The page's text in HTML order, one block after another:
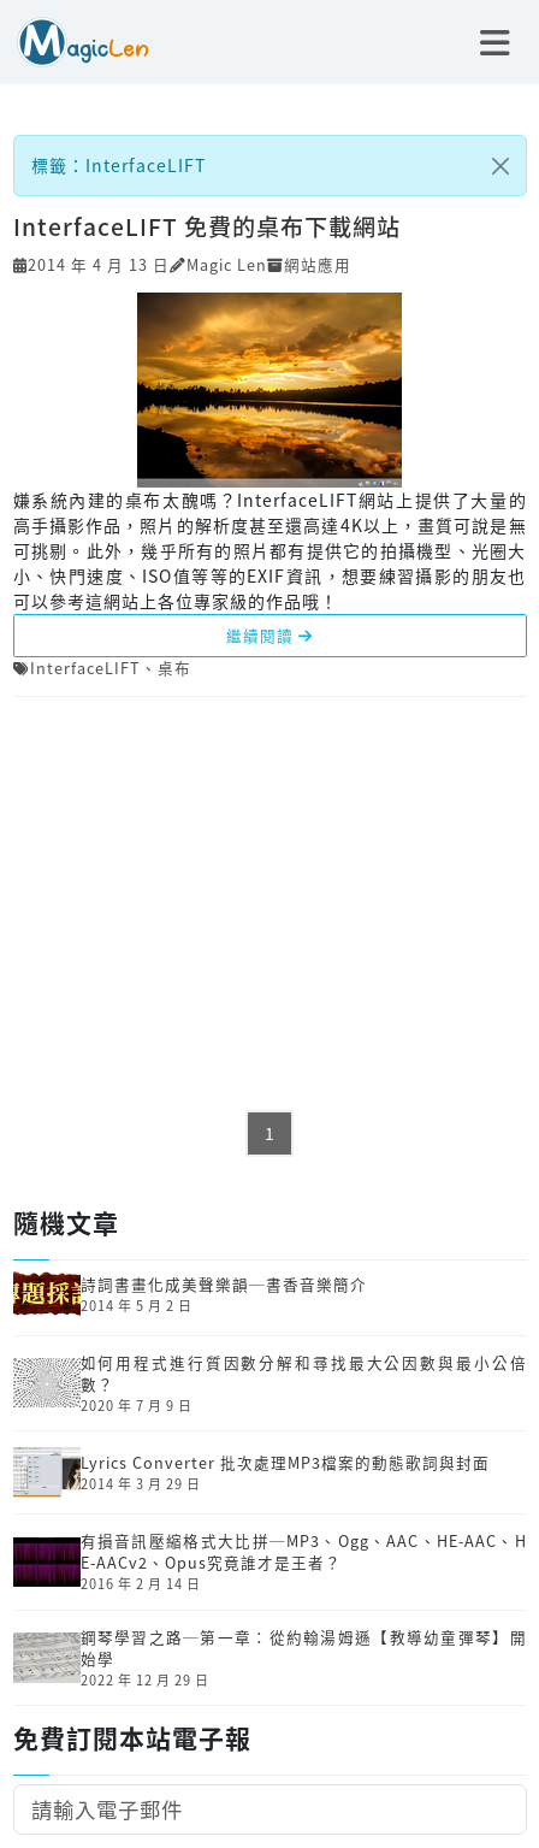
標籤：InterfaceLIFT
InterfaceLIFT 免費的桌布下載網站
2014 年 4 月 13 日 Magic Len 網站應用
嫌系統內建的桌布太醜嗎？InterfaceLIFT網站上提供了大量的
高手攝影作品，照片的解析度甚至還高達4K以上，畫質可說是無
可挑剔。此外，幾乎所有的照片都有提供它的拍攝機型、光圈大
小、快門速度、ISO值等等的EXIF資訊，想要練習攝影的朋友也
可以參考這網站上各位專家級的作品哦！
繼續閱讀
InterfaceLIFT 、 桌布
1
隨機文章
詩詞書畫化成美聲樂韻─書香音樂簡介
2014 年 5 月 2 日
如何用程式進行質因數分解和尋找最大公因數與最小公倍
數？
2020 年 7 月 9 日
Lyrics Converter 批次處理MP3檔案的動態歌詞與封面
2014 年 3 月 29 日
有損音訊壓縮格式大比拼─MP3、Ogg、AAC、HE-AAC、H
E-AACv2、Opus究竟誰才是王者？
2016 年 2 月 14 日
鋼琴學習之路─第一章：從約翰湯姆遜【教導幼童彈琴】開
始學
2022 年 12 月 29 日
免費訂閱本站電子報